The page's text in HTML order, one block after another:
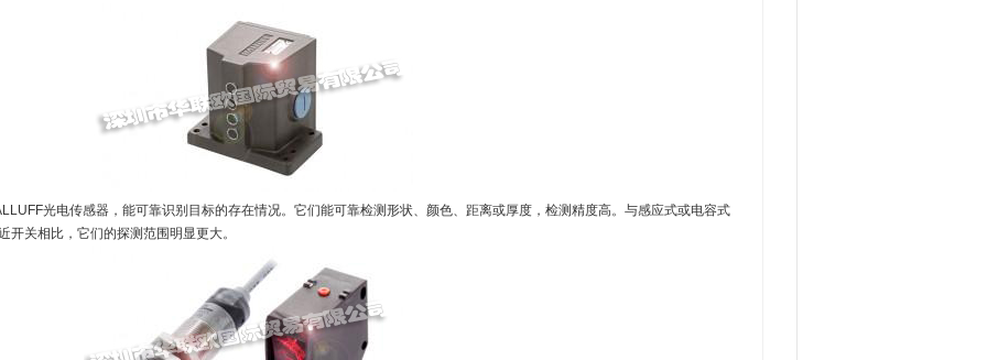
光电传感器，能可靠识别目标的存在情况。它们能可靠检测形状、颜色、距离或厚度，检测精度高。与感应式或电容式
开关相比，它们的探测范围明显更大。